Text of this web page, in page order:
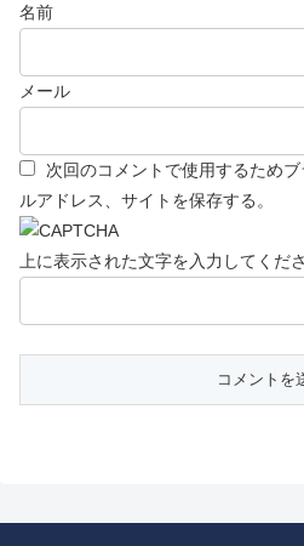
名前
メール
次回のコメントで使用するため
ルアドレス、サイトを保存する。
上に表示された文字を入力してくださ